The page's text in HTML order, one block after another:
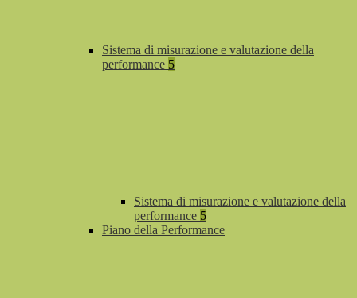
Sistema di misurazione e valutazione della
performance 5
Sistema di misurazione e valutazione della
performance 5
Piano della Performance